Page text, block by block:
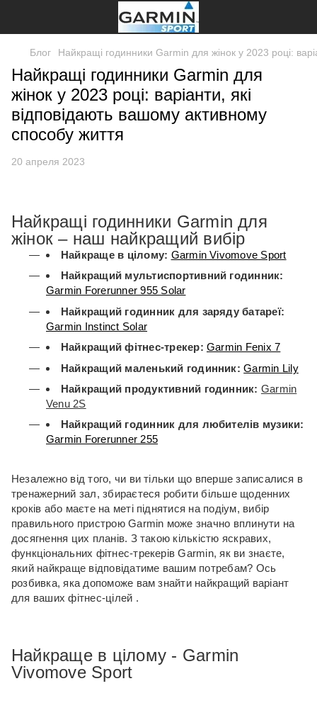
Блог Найкращі годинники Garmin для жінок у 2023 році:
Найкращі годинники Garmin для
жінок у 2023 році: варіанти, які
відповідають вашому активному
способу життя
20 апреля 2023
Найкращі годинники Garmin для
жінок – наш найкращий вибір
Найкраще в цілому: Garmin Vivomove Sport
Найкращий мультиспортивний годинник:
Garmin Forerunner 955 Solar
Найкращий годинник для заряду батареї:
Garmin Instinct Solar
Найкращий фітнес-трекер: Garmin Fenix ​​7
Найкращий маленький годинник:Garmin Lily
Найкращий продуктивний годинник: Garmin
Venu 2S
Найкращий годинник для любителів музики:
Garmin Forerunner 255
Незалежно від того, чи ви тільки що вперше записалися в
тренажерний зал, збираєтеся робити більше щоденних
кроків або маєте на меті піднятися на подіум, вибір
правильного пристрою Garmin може значно вплинути на
досягнення цих планів. З такою кількістю яскравих,
функціональних фітнес-трекерів Garmin, як ви знаєте,
який найкраще відповідатиме вашим потребам? Ось
розбивка, яка допоможе вам знайти найкращий варіант
для ваших фітнес-цілей .
Найкраще в цілому - Garmin
Vivomove Sport